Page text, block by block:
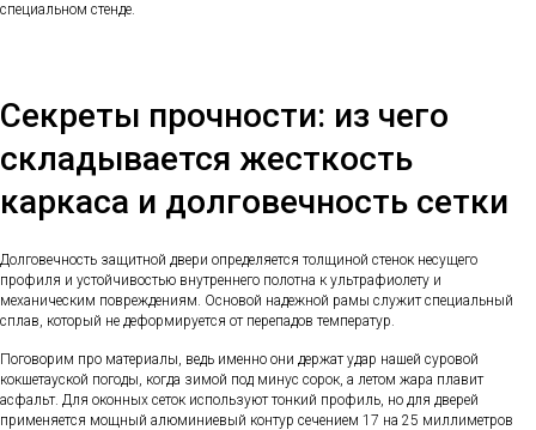
специальном стенде.
Секреты прочности: из чего
складывается жесткость
каркаса и долговечность сетки
Долговечность защитной двери определяется толщиной стенок несущего
профиля и устойчивостью внутреннего полотна к ультрафиолету и
механическим повреждениям. Основой надежной рамы служит специальный
сплав, который не деформируется от перепадов температур.
Поговорим про материалы, ведь именно они держат удар нашей суровой
кокшетауской погоды, когда зимой под минус сорок, а летом жара плавит
асфальт. Для оконных сеток используют тонкий профиль, но для дверей
применяется мощный алюминиевый контур сечением 17 на 25 миллиметров